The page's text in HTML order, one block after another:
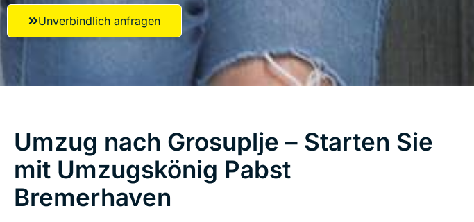
Unverbindlich anfragen
Umzug nach Grosuplje – Starten Sie
mit Umzugskönig Pabst
Bremerhaven